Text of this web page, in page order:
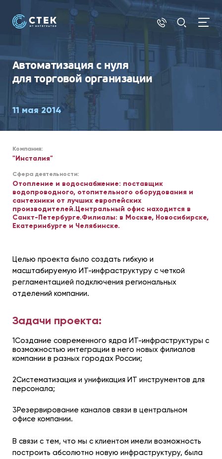
Автоматизация с нуля
для торговой организации
11 мая 2014
Компания:
"Инсталия"
Сфера деятельности:
Отопление и водоснабжение: поставщик
водопроводного, отопительного оборудования и
сантехники от лучших европейских
производителей.Центральный офис находится в
Санкт-Петербурге.Филиалы: в Москве, Новосибирске,
Екатеринбурге и Челябинске.
Целью проекта было создать гибкую и
масштабируемую ИТ-инфраструктуру с четкой
регламентацией подключения региональных
отделений компании.
Задачи проекта:
1Создание современного ядра ИТ-инфраструктуры с
возможностью интеграции в него новых филиалов
компании в разных городах России;
2Систематизация и унификация ИТ инструментов для
персонала;
3Резервирование каналов связи в центральном
офисе компании.
В связи с тем, что мы с клиентом имели возможность
построить абсолютно новую инфраструктуру, была